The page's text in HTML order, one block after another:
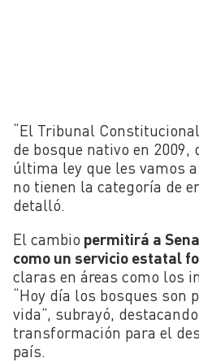
“El Tribunal
de bosque nativo en 2009,
última ley que les vamos
no tienen la categoría de
detalló.
El cambio permitirá a
como un servicio estatal
claras en áreas como los
“Hoy día los bosques son
vida”, subrayó,
transformación para el
país.